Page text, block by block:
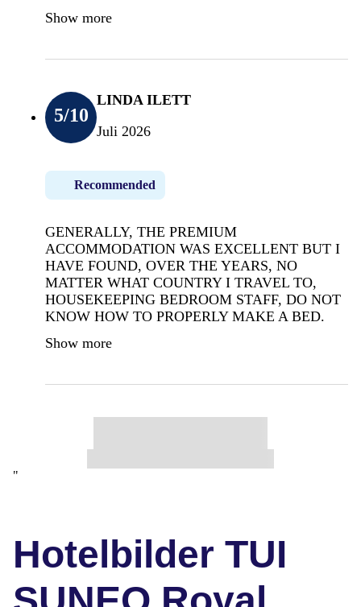
Show more
5/10
LINDA ILETT
Juli 2026
Recommended
GENERALLY, THE PREMIUM
ACCOMMODATION WAS EXCELLENT BUT I
HAVE FOUND, OVER THE YEARS, NO
MATTER WHAT COUNTRY I TRAVEL TO,
HOUSEKEEPING BEDROOM STAFF, DO NOT
KNOW HOW TO PROPERLY MAKE A BED.
Show more
"
Hotelbilder TUI